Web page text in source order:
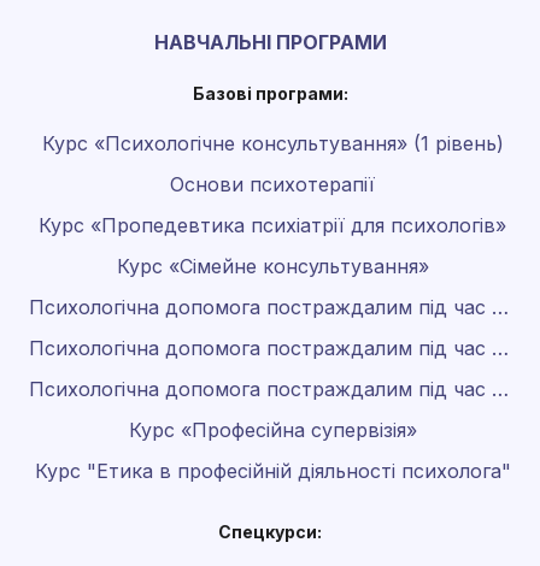
НАВЧАЛЬНІ ПРОГРАМИ
Базові програми:
Курс «Психологічне консультування» (1 рівень)
Основи психотерапії
Курс «Пропедевтика психіатрії для психологів»
Курс «Сімейне консультування»
Психологічна допомога постраждалим під час війни
Психологічна допомога постраждалим під час війни 2.0
Психологічна допомога постраждалим під час війни 3.0
Курс «Професійна супервізія»
Курс "Етика в професійній діяльності психолога"
Спецкурси: